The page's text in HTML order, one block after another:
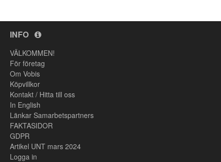
INFO
VÄLKOMMEN!
För företag
Om Vobis
Köpvillkor
Kontakt / Hitta till oss
In English
Länkar Samarbetspartners
FAKTASIDOR
GDPR
Artikel UNT mars 2024
Logga in